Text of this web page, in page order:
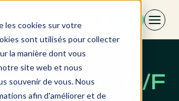
les cookies sur votre
sont utilisés pour collecter
la manière dont vous
site web et nous
souvenir de vous. Nous
afin d'améliorer et de
- H/F